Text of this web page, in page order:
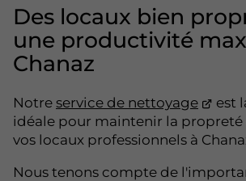
Des locaux bien
une productivité
Chanaz
Notre service de nettoyage
est
idéale pour maintenir la propreté
vos locaux professionnels à
Nous tenons compte de